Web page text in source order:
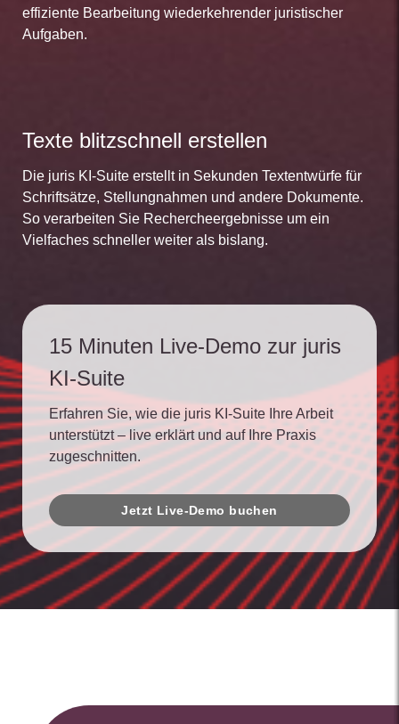
effiziente Bearbeitung wiederkehrender juristischer
Aufgaben.
Texte blitzschnell erstellen
Die juris KI-Suite erstellt in Sekunden Textentwürfe für
Schriftsätze, Stellungnahmen und andere Dokumente.
So verarbeiten Sie Rechercheergebnisse um ein
Vielfaches schneller weiter als bislang.
15 Minuten Live-Demo zur juris
KI-Suite
Erfahren Sie, wie die juris KI-Suite Ihre Arbeit
unterstützt – live erklärt und auf Ihre Praxis
zugeschnitten.
Jetzt Live-Demo buchen